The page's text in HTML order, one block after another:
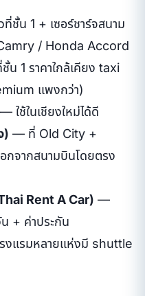
ชั้น 1 + เซอร์ชาร์จสนาม
/ Honda Accord
1 ราคาใกล้เคียง taxi
แพงกว่า)
ช้ในเชียงใหม่ได้ดี
) — ที่ Old City +
จากสนามบินโดยตรง
Rent A Car) —
+ ค่าประกัน
งแรมหลายแห่งมี shuttle